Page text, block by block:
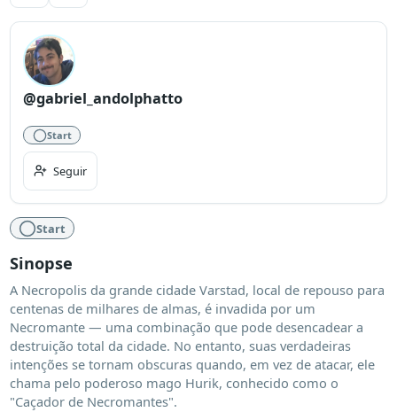
@gabriel_andolphatto
Start
Seguir
Start
Sinopse
A Necropolis da grande cidade Varstad, local de repouso para
centenas de milhares de almas, é invadida por um
Necromante — uma combinação que pode desencadear a
destruição total da cidade. No entanto, suas verdadeiras
intenções se tornam obscuras quando, em vez de atacar, ele
chama pelo poderoso mago Hurik, conhecido como o
"Caçador de Necromantes".